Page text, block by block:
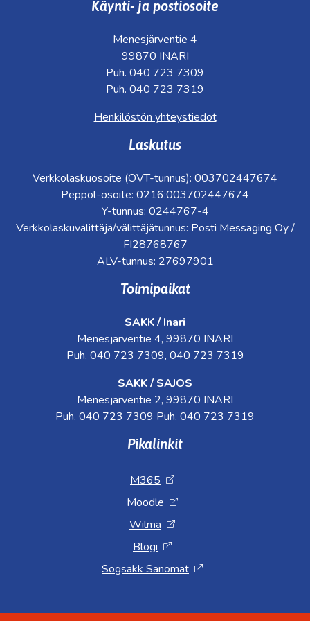
Käynti- ja postiosoite
Menesjärventie 4
99870 INARI
Puh. 040 723 7309
Puh. 040 723 7319
Henkilöstön yhteystiedot
Laskutus
Verkkolaskuosoite (OVT-tunnus): 003702447674
Peppol-osoite: 0216:003702447674
Y-tunnus: 0244767-4
Verkkolaskuvälittäjä/välittäjätunnus: Posti Messaging Oy /
FI28768767
ALV-tunnus: 27697901
Toimipaikat
SAKK / Inari
Menesjärventie 4, 99870 INARI
Puh. 040 723 7309, 040 723 7319
SAKK / SAJOS
Menesjärventie 2, 99870 INARI
Puh. 040 723 7309 Puh. 040 723 7319
Pikalinkit
M365
Moodle
Wilma
Blogi
Sogsakk Sanomat